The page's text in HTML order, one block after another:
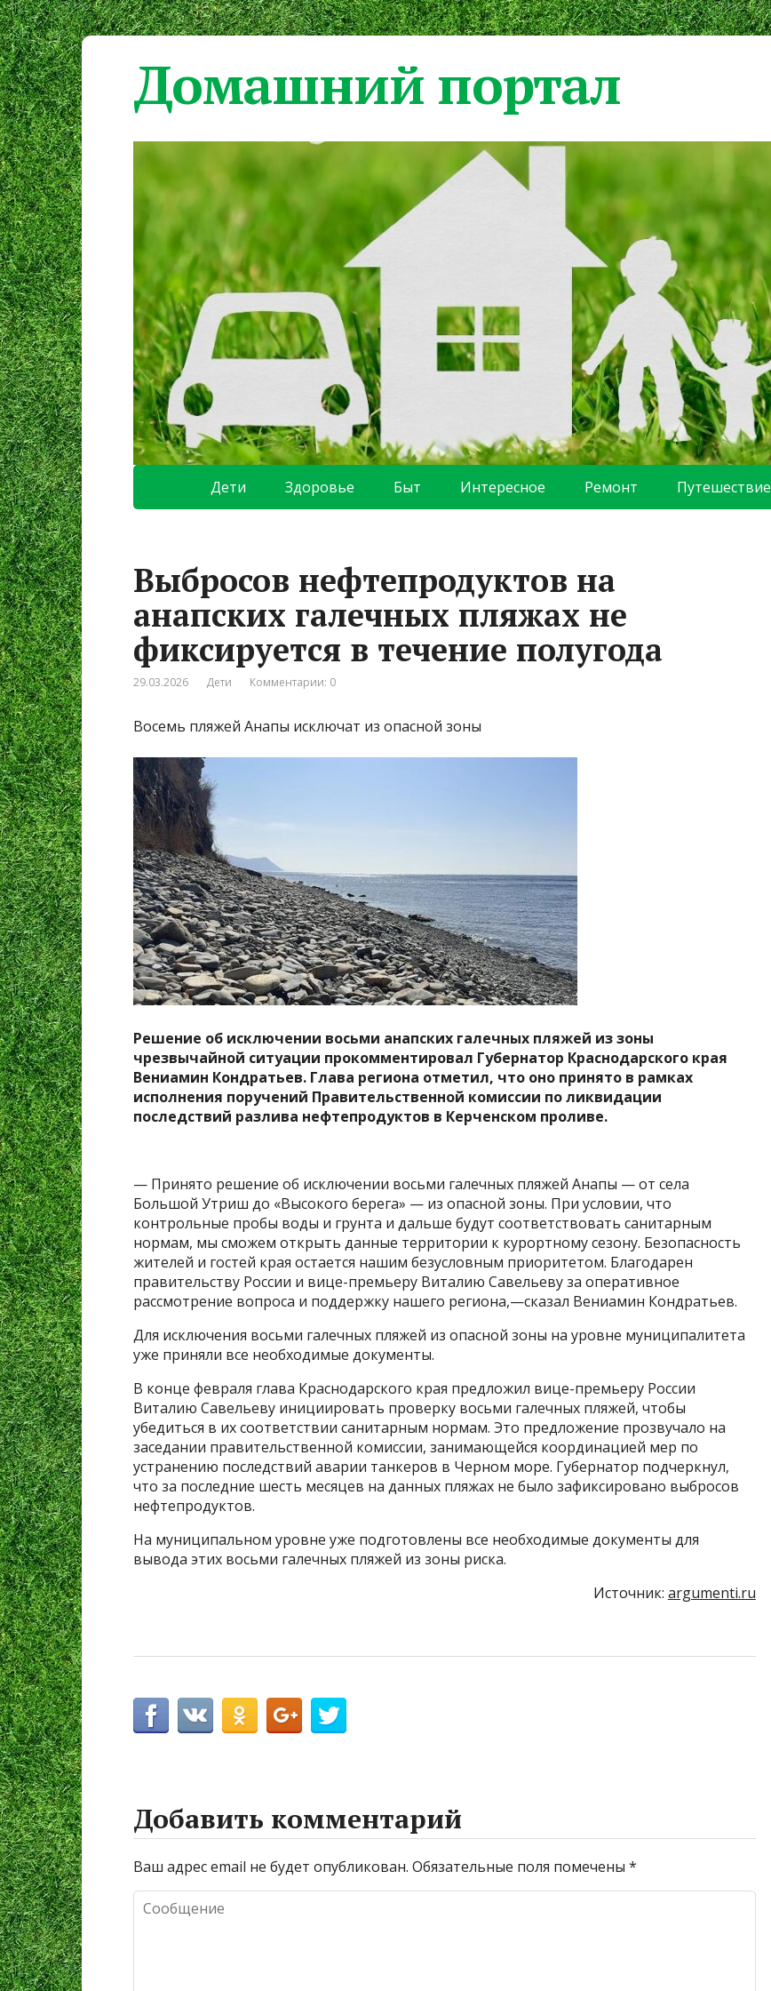
Домашний портал
Дети Здоровье Быт Интересное Ремонт Путешествие
Выбросов нефтепродуктов на
анапских галечных пляжах не
фиксируется в течение полугода
29.03.2026 Дети Комментарии: 0
Восемь пляжей Анапы исключат из опасной зоны
Решение об исключении восьми анапских галечных пляжей из зоны
чрезвычайной ситуации прокомментировал Губернатор Краснодарского края
Вениамин Кондратьев. Глава региона отметил, что оно принято в рамках
исполнения поручений Правительственной комиссии по ликвидации
последствий разлива нефтепродуктов в Керченском проливе.
— Принято решение об исключении восьми галечных пляжей Анапы — от села
Большой Утриш до «Высокого берега» — из опасной зоны. При условии, что
контрольные пробы воды и грунта и дальше будут соответствовать санитарным
нормам, мы сможем открыть данные территории к курортному сезону. Безопасность
жителей и гостей края остается нашим безусловным приоритетом. Благодарен
правительству России и вице-премьеру Виталию Савельеву за оперативное
рассмотрение вопроса и поддержку нашего региона,—сказал Вениамин Кондратьев.
Для исключения восьми галечных пляжей из опасной зоны на уровне муниципалитета
уже приняли все необходимые документы.
В конце февраля глава Краснодарского края предложил вице-премьеру России
Виталию Савельеву инициировать проверку восьми галечных пляжей, чтобы
убедиться в их соответствии санитарным нормам. Это предложение прозвучало на
заседании правительственной комиссии, занимающейся координацией мер по
устранению последствий аварии танкеров в Черном море. Губернатор подчеркнул,
что за последние шесть месяцев на данных пляжах не было зафиксировано выбросов
нефтепродуктов.
На муниципальном уровне уже подготовлены все необходимые документы для
вывода этих восьми галечных пляжей из зоны риска.
Источник: argumenti.ru
Добавить комментарий
Ваш адрес email не будет опубликован. Обязательные поля помечены *